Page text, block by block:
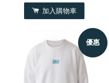
加入購物車
優惠